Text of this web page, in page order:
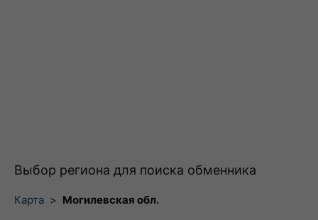
Выбор региона для поиска обменника
Карта > Могилевская обл.